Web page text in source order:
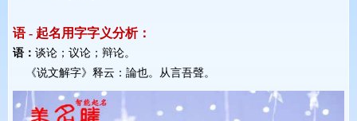
语 - 起名用字字义分析：
语： 谈论；议论；辩论。
《说文解字》释云：論也。从言吾聲。